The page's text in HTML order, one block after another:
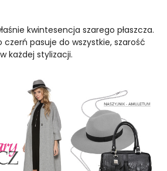
kwintesencja szarego płaszcza.
pasuje do wszystkie, szarość
każdej stylizacji.